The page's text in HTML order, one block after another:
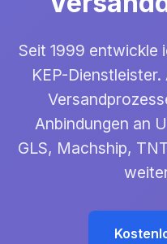
Seit 1999 entwickle
KEP-
Anbindungen an
GLS, Machship,